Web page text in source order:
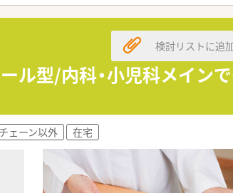
門性を深く追求することが可能です。
営に関わる全般を担当いただきます。
業務遂行と丁寧な対人業務を両立できます
連携を通じた服薬管理も行います。
いにフォローし合いながら働ける職場で
談可能な、女性に優しい社風が魅力です。
ループ全体で支え合う安心の体制がありま
ル型/内科・小児科メイン
検討リストに追
ェーン以外 在宅